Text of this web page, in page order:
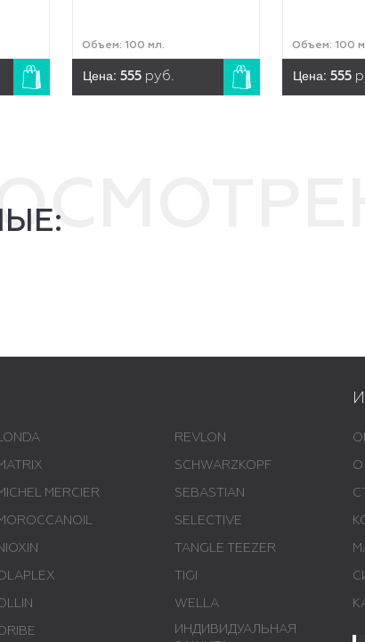
Объем: 100 мл.
Цена: 555 руб.
Объем: 100
Цена: 555
LONDA
MERCIER
REVLON
SCHWARZKOPF
SEBASTIAN
SELECTIVE
TANGLE TEEZER
TIGI
WELLA
ИНДИВИДУАЛЬНАЯ
О